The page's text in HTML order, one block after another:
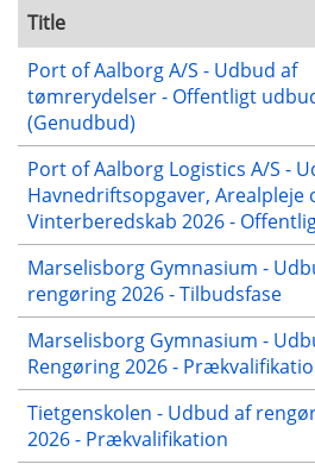
Title
Port of Aalborg A/S - Udbud af
tømrerydelser - Offentligt
(Genudbud)
Port of Aalborg Logistics A/S -
Havnedriftsopgaver, Arealpleje
Vinterberedskab 2026 -
Marselisborg Gymnasium -
rengøring 2026 - Tilbudsfase
Marselisborg Gymnasium -
Rengøring 2026 -
Tietgenskolen - Udbud af
2026 - Prækvalifikation